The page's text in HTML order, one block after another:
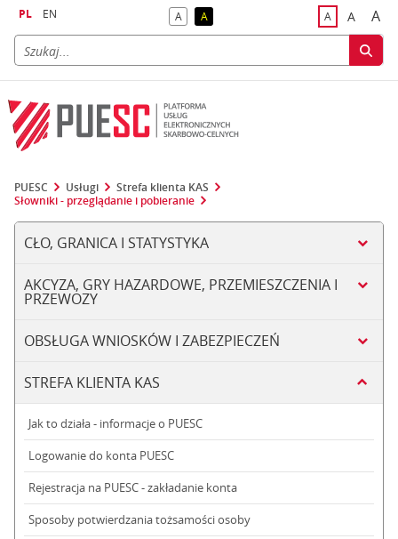
PL EN Akontrast domyślny
Akontrast żółty tekst na czarnym tle
Adomyślna
A A
PUESC Usługi
Strefa klienta KAS
Słowniki - przeglądanie i pobieranie
CŁO, GRANICA I STATYSTYKA
AKCYZA, GRY HAZARDOWE, PRZEMIESZCZENIA I
PRZEWOZY
OBSŁUGA WNIOSKÓW I ZABEZPIECZEŃ
STREFA KLIENTA KAS
Jak to działa - informacje o PUESC
Logowanie do konta PUESC
Rejestracja na PUESC - zakładanie konta
Sposoby potwierdzania tożsamości osoby